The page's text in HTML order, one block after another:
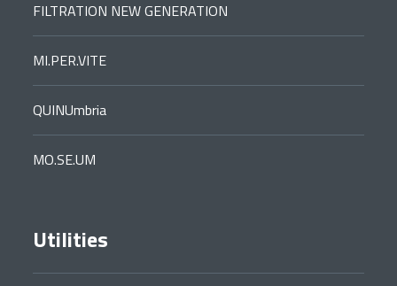
FILTRATION NEW GENERATION
MI.PER.VITE
QUINUmbria
MO.SE.UM
Utilities